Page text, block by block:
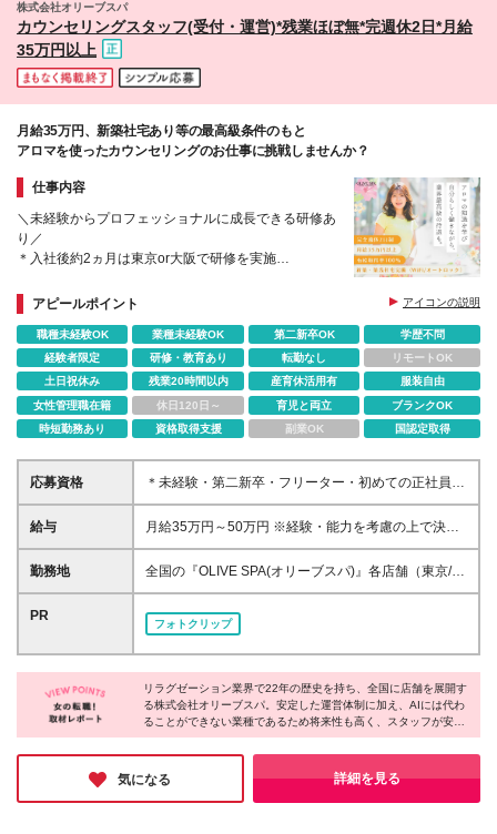
株式会社オリーブスパ
カウンセリングスタッフ(受付・運営)*残業ほぼ無*完週休2日*月給
35万円以上
月給35万円、新築社宅あり等の最高級条件のもと
アロマを使ったカウンセリングのお仕事に挑戦しませんか？
仕事内容
＼未経験からプロフェッショナルに成長できる研修あ
り／
＊入社後約2ヵ月は東京or大阪で研修を実施
＊残業月7h以内、完週休2日、有給取得率100％など
働きやすさ◎
アピールポイント アイコンの説明
職種未経験OK 業種未経験OK 第二新卒OK
学歴不問
経験者限定
研修・教育あり 転勤なし
リモートOK
土日祝休み
残業20時間以内 産育休活用有
服装自由
女性管理職在籍
休日120日～ 育児と両立
ブランクOK
時短勤務あり
資格取得支援 副業OK 国認定取得
応募資格
＊未経験・第二新卒・フリーター・初めての正社員と
いう方も歓迎 ＊学歴不問 ＜このような方に向いてい
ます＞ ＊働きながらキレイになりたい方 ＊美容業界
に喜んでもらうことが好きな方 ＊一生モノのスキル
を身に付けたい方
給与
月給35万円～50万円 ※経験・能力を考慮の上で決定
します。 ※入社後3ヶ月の試用期間あり └1～2ヶ月目
の研修期間中は月給23.5万円～30万円、3ヶ月目以降
試用期間中は全額支給） ＊時間外手当（100％支給）
年4回実施！ ／ 入社1年で月給40万円以上も可能です
勤務地
全国の『OLIVE SPA(オリーブスパ)』各店舗（東京/横
浜/名古屋/大阪/福岡） ＊お住まいや希望を最大限考慮
の上、双方納得のもと決定♪ ＊新築・築浅社宅（WiFi/
オートロック）完備 └人気の港・渋谷・新宿・品川・
世田谷エリア！ └最寄駅から徒歩約5分程度と立地も
抜群♪ ■東京 <港区> *PENT HOUSE西麻布店/西麻布
*PANTHEON白金台プラチナ通り店/白金台
*PANTHEON西麻布店/西麻布 *PANTHEON赤坂店/赤
坂 <渋谷区> *恵比寿店/恵比寿西 *DH恵比寿駅前店/恵
比寿南 *PENT HOUSE代官山店/鉢山町 <新宿区>
*PANTHEON新宿店/歌舞伎町 <中央区> *銀座店/銀座
*PANTHEON銀座並木通り店/銀座 <世田谷区> *三宿
PR
フォトクリップ
リラグゼーション業界で22年の歴史を持ち、全国に店舗を展開す
る株式会社オリーブスパ。安定した運営体制に加え、AIには代わ
ることができない業種であるため将来性も高く、スタッフが安心
して働ける企業様だと感じました。エステと違い回数券制度を取
り入れておらず、お客様への提案負担が少ないのも特徴。美容に
関わる仕事で、安定と安心を手に入れながら自分らしく働きたい
という方に、ぜひご応募いただきたい企業様です。
気になる 詳細を見る